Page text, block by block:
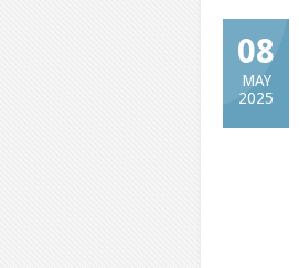
08
MAY
2025